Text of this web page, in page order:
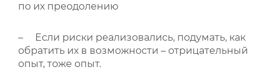
по их преодолению
– Если риски реализовались, подумать, как
обратить их в возможности – отрицательный
опыт, тоже опыт.